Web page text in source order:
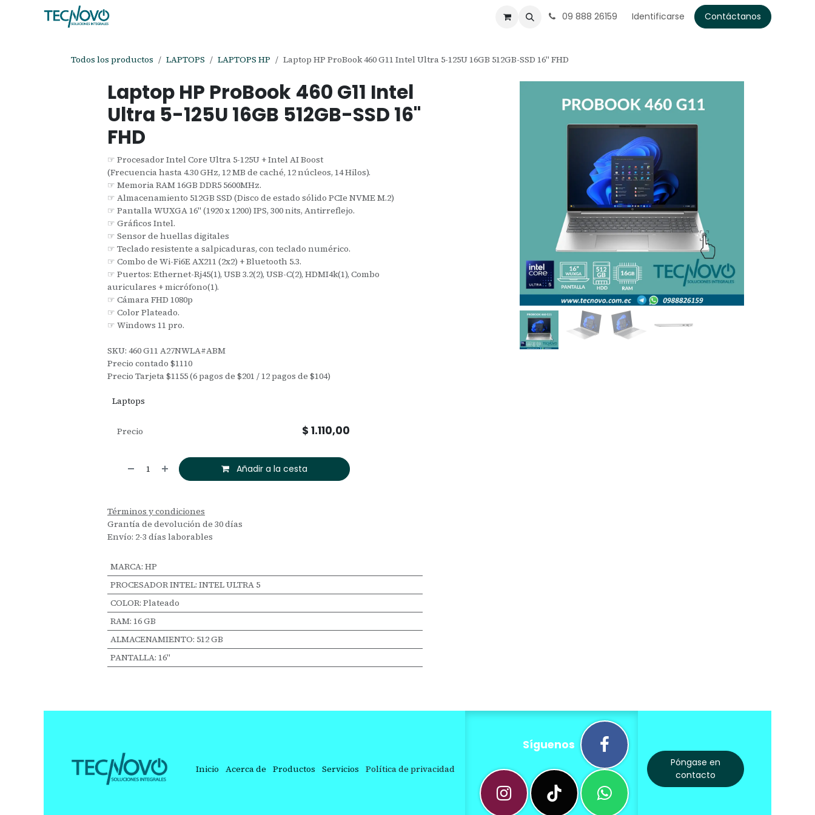
09 888 26159 Identificarse Contáctanos
Todos los productos LAPTOPS LAPTOPS HP Laptop HP ProBook 460 G11 Intel Ultra 5-125U 16GB 512GB-SSD 16" FHD
Laptop HP ProBook 460 G11 Intel
Ultra 5-125U 16GB 512GB-SSD 16"
FHD
☞ Procesador Intel Core Ultra 5-125U + Intel AI Boost
(Frecuencia hasta 4.30 GHz, 12 MB de caché, 12 núcleos, 14 Hilos).
☞ Memoria RAM 16GB DDR5 5600MHz.
☞ Almacenamiento 512GB SSD (Disco de estado sólido PCIe NVME M.2)
☞ Pantalla WUXGA 16" (1920 x 1200) IPS, 300 nits, Antirreflejo.
☞ Gráficos Intel.
☞ Sensor de huellas digitales
☞ Teclado resistente a salpicaduras, con teclado numérico.
☞ Combo de Wi-Fi6E AX211 (2x2) + Bluetooth 5.3.
☞ Puertos: Ethernet-Rj45(1), USB 3.2(2), USB-C(2), HDMI4k(1), Combo
auriculares + micrófono(1).
☞ Cámara FHD 1080p
☞ Color Plateado.
☞ Windows 11 pro.
SKU: 460 G11 A27NWLA#ABM
Precio contado $1110
Precio Tarjeta $1155 (6 pagos de $201 / 12 pagos de $104)
Laptops
Añadir a la cesta
Precio $1.110,00
Términos y condiciones
Grantía de devolución de 30 días
Envío: 2-3 días laborables
MARCA: HP
PROCESADOR INTEL: INTEL ULTRA 5
COLOR: Plateado
RAM: 16 GB
ALMACENAMIENTO: 512 GB
PANTALLA: 16"
Inicio Acerca de Productos Servicios Política de privacidad
Síguenos
Póngase en
contacto